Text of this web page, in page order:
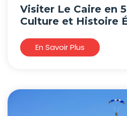
Visiter Le Caire en
Culture et Histoire
En Savoir Plus